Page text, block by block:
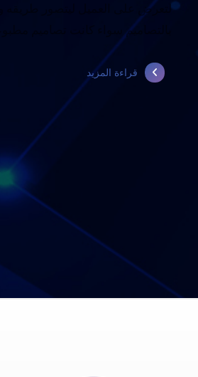
لتعرض على العميل ليتصور طريقه
بالتصاميم سواء كانت تصاميم
قراءة المزيد